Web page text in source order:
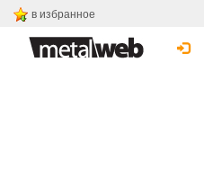
в избранное